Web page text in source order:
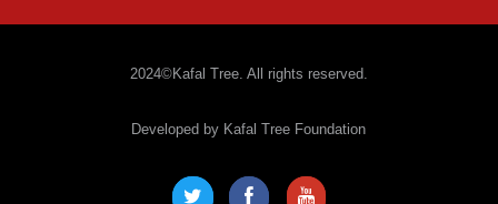
2024©Kafal Tree. All rights reserved.
Developed by Kafal Tree Foundation